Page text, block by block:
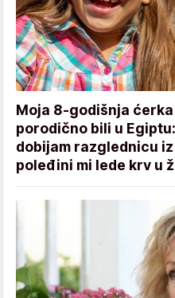
Moja 8-godišnja
porodično bili u
dobijam razglednicu
poleđini mi lede krv u